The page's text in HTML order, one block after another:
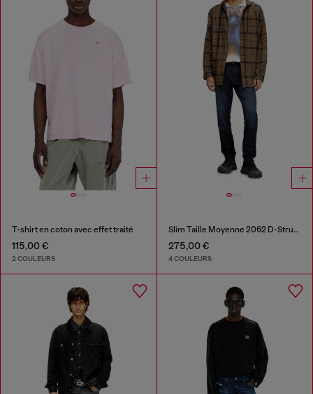
T-shirt en coton avec effet traité
115,00 €
2 COULEURS
Slim Taille Moyenne 2062 D-Strukt Joggjeans®
275,00 €
4 COULEURS